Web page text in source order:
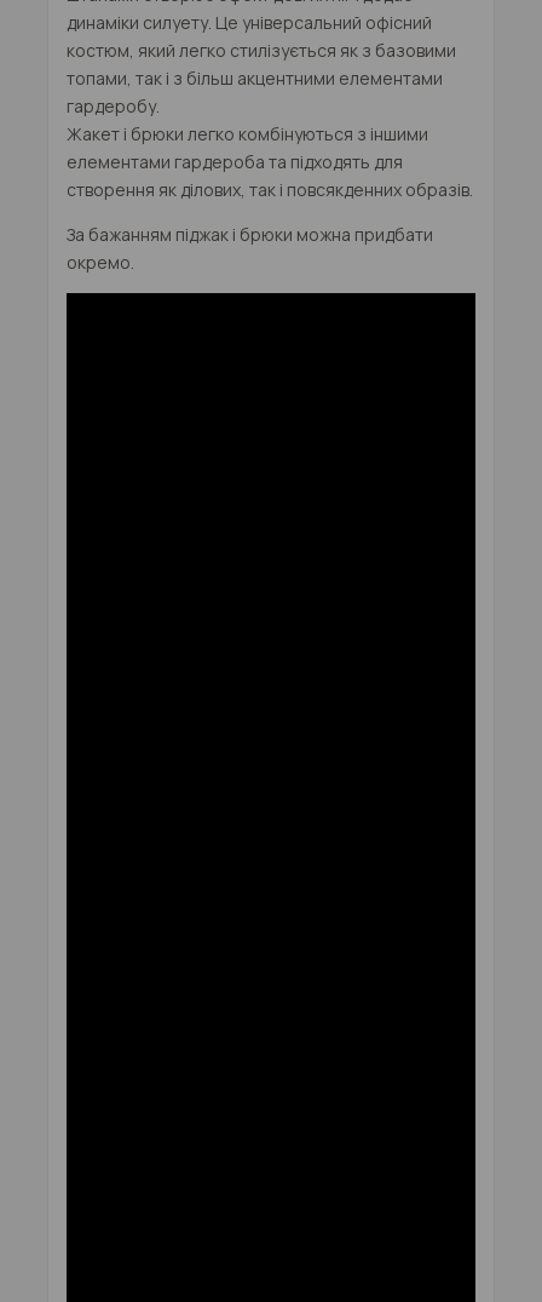
динаміки силуету. Це універсальний офісний
костюм, який легко стилізується як з базовими
топами, так і з більш акцентними елементами
гардеробу.
Жакет і брюки легко комбінуються з іншими
елементами гардероба та підходять для
створення як ділових, так і повсякденних образів.
За бажанням піджак і брюки можна придбати
окремо.